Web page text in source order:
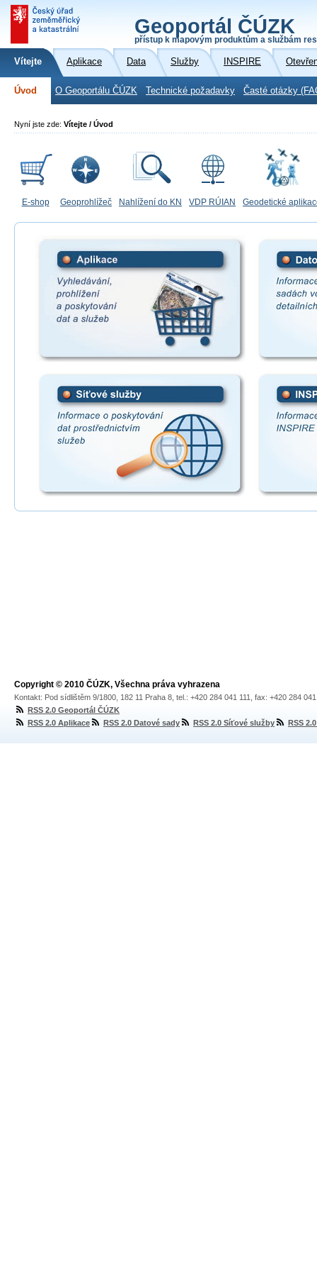
Geoportál ČÚZK
přístup k mapovým produktům a službám
Vítejte Aplikace Data Služby INSPIRE
Úvod O Geoportálu ČÚZK Technické požadavky Časté otázky
Nyní jste zde: Vítejte / Úvod
E-shop Geoprohlížeč Nahlížení do KN VDP RÚIAN Geodetické
Copyright © 2010 ČÚZK, Všechna práva vyhrazena
Kontakt: Pod sídlištěm 9/1800, 182 11 Praha 8, tel.: +420 284 041 111, fax: +420 284
RSS 2.0 Geoportál ČÚZK
RSS 2.0 Aplikace
RSS 2.0 Datové sady RSS 2.0 Síťové služby RSS